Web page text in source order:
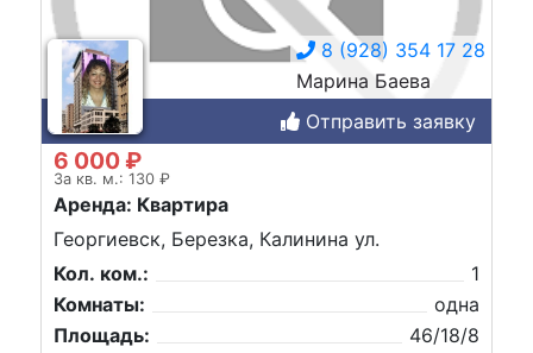
8 (928) 354 17 28
Марина Баева
Отправить заявку
6 000 ₽
За кв. м.: 130 ₽
Аренда: Квартира
Георгиевск, Березка, Калинина ул.
Кол. ком.:
1
Комнаты:
одна
Площадь:
46/18/8